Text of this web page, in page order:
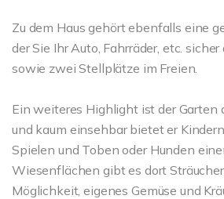
Zu dem Haus gehört ebenfalls eine
der Sie Ihr Auto, Fahrräder, etc.
sowie zwei Stellplätze im Freien.
Ein weiteres Highlight ist der Garten
und kaum einsehbar bietet er
Spielen und Toben oder Hunden
Wiesenflächen gibt es dort
Möglichkeit, eigenes Gemüse und